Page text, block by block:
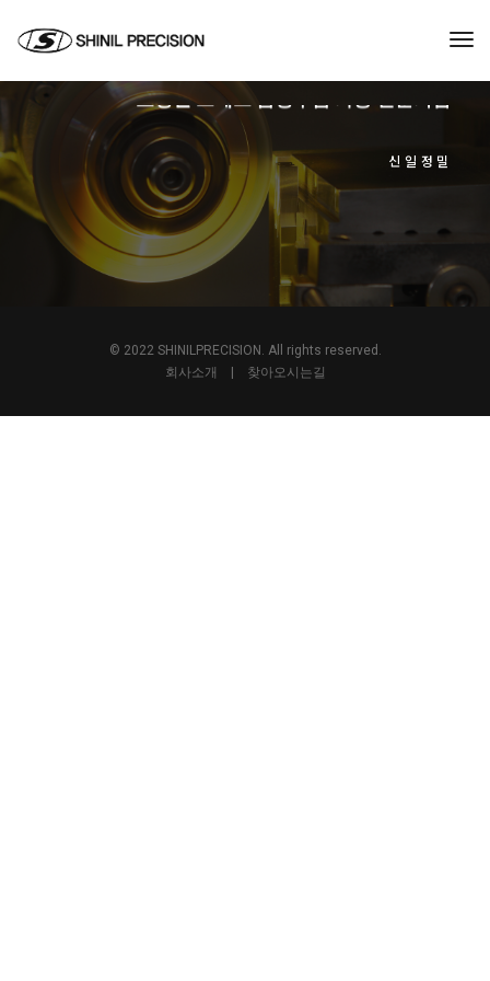
초정밀 프레스 금형부품 가공 전문기업
신일정밀
© 2022 SHINILPRECISION. All rights reserved.
회사소개
찾아오시는길